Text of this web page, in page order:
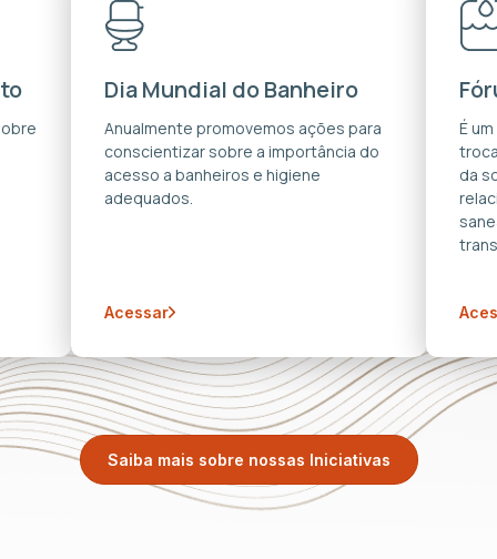
Dia Mundial do Banheiro
Anualmente promovemos ações para
conscientizar sobre a importância do
acesso a banheiros e higiene
adequados.
Acessar
É
da
Saiba mais sobre nossas Iniciativas